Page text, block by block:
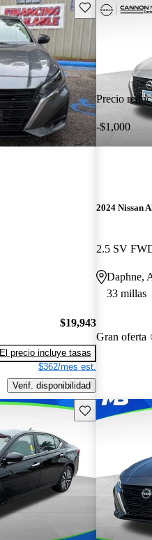
Guarda este
$19,943
El precio incluye tasas
$362/mes est.
Verif. disponibilidad
Precio
-$1,000
2024 Nissan
2.5 SV
Daphne,
33 millas
Gran oferta
Guarda este